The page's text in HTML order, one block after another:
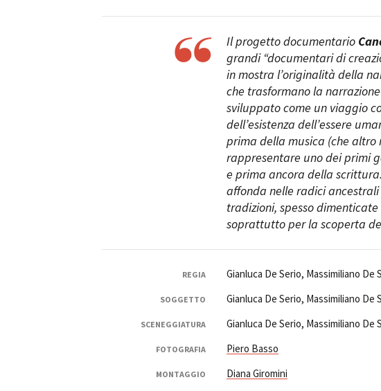
Il progetto documentario
grandi “documentari di
in mostra l’originalità della
che trasformano la
sviluppato come un viaggio
dell’esistenza dell’essere
prima della musica (che altro
rappresentare uno dei primi
e prima ancora della
affonda nelle radici
tradizioni, spesso
soprattutto per la scoperta
REGIA Gianluca De Serio, Massimiliano De
SOGGETTO Gianluca De Serio, Massimiliano De
SCENEGGIATURA Gianluca De Serio, Massimiliano De
FOTOGRAFIA Piero Basso
MONTAGGIO Diana Giromini